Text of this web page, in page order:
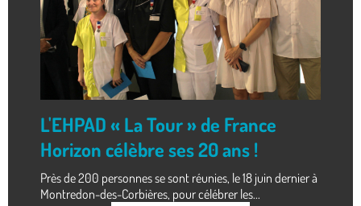
L'EHPAD « La Tour » de France
Horizon célèbre ses 20 ans !
Près de 200 personnes se sont réunies, le 18 juin dernier à
Montredon-des-Corbières, pour célébrer les...